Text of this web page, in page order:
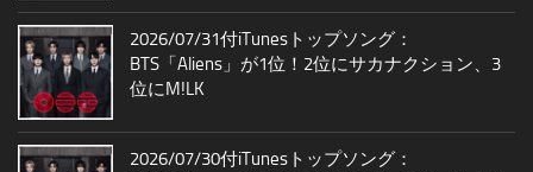
2026/07/31付iTunesトップソング：
BTS「Aliens」が1位！2位にサカナクション、3
位にM!LK
2026/07/30付iTunesトップソング：